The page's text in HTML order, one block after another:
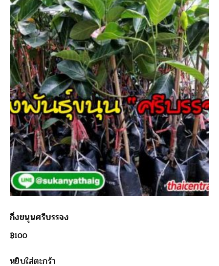
กิ่งขนุนศรีบรรจง
฿100
หยิบใส่ตะกร้า